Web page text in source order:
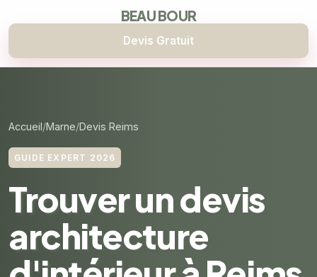
BEAU BOUR
Devis Gratuit
Accueil Marne Devis Reims
GUIDE EXPERT 2026
Trouver un devis
architecture